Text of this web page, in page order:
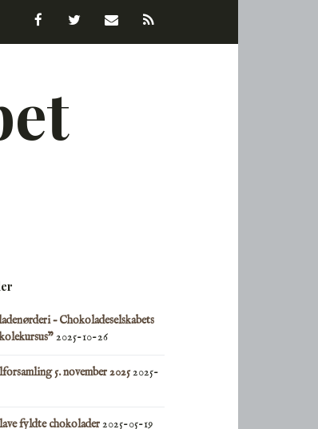
FacebookTwitterEmailRSS
– Chokoladeselskabets
2025-10-26
5. november 20252025-
fyldte chokolader2025-05-19